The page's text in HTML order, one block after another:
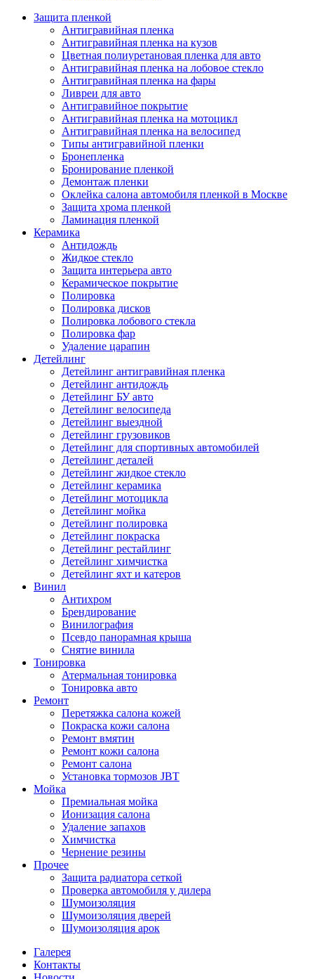
Защита пленкой
Антигравийная пленка
Антигравийная пленка на кузов
Цветная полиуретановая пленка для авто
Антигравийная пленка на лобовое стекло
Антигравийная пленка на фары
Ливреи для авто
Антигравийное покрытие
Антигравийная пленка на мотоцикл
Антигравийная пленка на велосипед
Типы антигравийной пленки
Бронепленка
Бронирование пленкой
Демонтаж пленки
Оклейка салона автомобиля пленкой в Москве
Защита хрома пленкой
Ламинация пленкой
Керамика
Антидождь
Жидкое стекло
Защита интерьера авто
Керамическое покрытие
Полировка
Полировка дисков
Полировка лобового стекла
Полировка фар
Удаление царапин
Детейлинг
Детейлинг антигравийная пленка
Детейлинг антидождь
Детейлинг БУ авто
Детейлинг велосипеда
Детейлинг выездной
Детейлинг грузовиков
Детейлинг для спортивных автомобилей
Детейлинг деталей
Детейлинг жидкое стекло
Детейлинг керамика
Детейлинг мотоцикла
Детейлинг мойка
Детейлинг полировка
Детейлинг покраска
Детейлинг рестайлинг
Детейлинг химчистка
Детейлинг яхт и катеров
Винил
Антихром
Брендирование
Винилография
Псевдо панорамная крыша
Снятие винила
Тонировка
Атермальная тонировка
Тонировка авто
Ремонт
Перетяжка салона кожей
Покраска кожи салона
Ремонт вмятин
Ремонт кожи салона
Ремонт салона
Установка тормозов JBT
Мойка
Премиальная мойка
Ионизация салона
Удаление запахов
Химчистка
Чернение резины
Прочее
Защита радиатора сеткой
Проверка автомобиля у дилера
Шумоизоляция
Шумоизоляция дверей
Шумоизоляция арок
Галерея
Контакты